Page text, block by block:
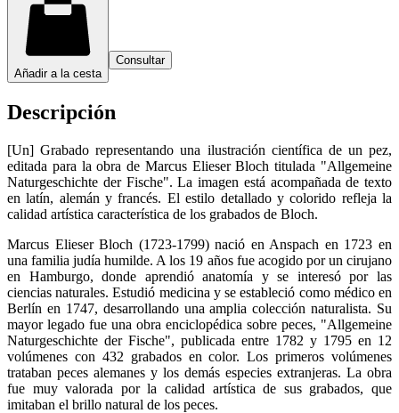
Añadir a la cesta
Consultar
Descripción
[Un] Grabado representando una ilustración científica de un pez,
editada para la obra de Marcus Elieser Bloch titulada "Allgemeine
Naturgeschichte der Fische". La imagen está acompañada de texto
en latín, alemán y francés. El estilo detallado y colorido refleja la
calidad artística característica de los grabados de Bloch.
Marcus Elieser Bloch (1723-1799) nació en Anspach en 1723 en
una familia judía humilde. A los 19 años fue acogido por un cirujano
en Hamburgo, donde aprendió anatomía y se interesó por las
ciencias naturales. Estudió medicina y se estableció como médico en
Berlín en 1747, desarrollando una amplia colección naturalista. Su
mayor legado fue una obra enciclopédica sobre peces, "Allgemeine
Naturgeschichte der Fische", publicada entre 1782 y 1795 en 12
volúmenes con 432 grabados en color. Los primeros volúmenes
trataban peces alemanes y los demás especies extranjeras. La obra
fue muy valorada por la calidad artística de sus grabados, que
imitaban el brillo natural de los peces.